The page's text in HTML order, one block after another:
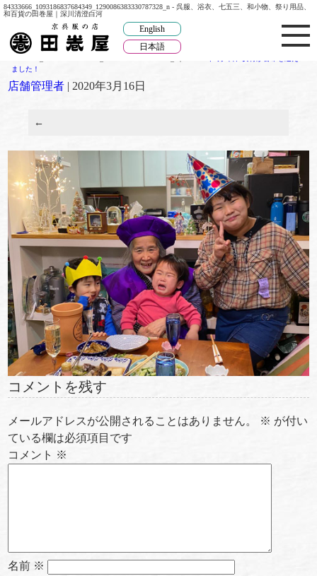
84333666_1093186837684349_1290086383330787328_n - 呉服、浴衣、七五三、和小物、祭り用品、
和百貨の田巻屋｜深川清澄白河
English
日本語
ました！
店舗管理者 | 2020年3月16日
←
コメントを残す
メールアドレスが公開されることはありません。 ※ が付い
ている欄は必須項目です
コメント ※
名前 ※